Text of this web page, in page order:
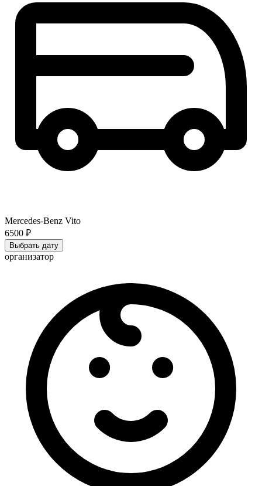
Mercedes-Benz Vito
6500 ₽
Выбрать дату
организатор